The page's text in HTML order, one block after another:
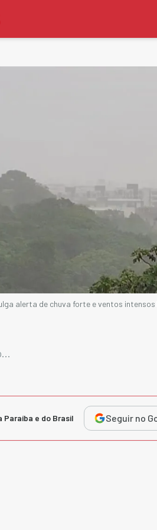
alerta de chuva forte e ventos
Paraíba e do Brasil Seguir no